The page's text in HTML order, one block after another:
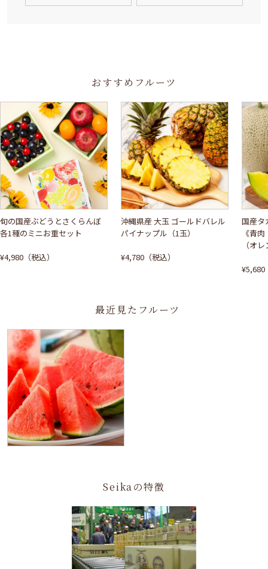
おすすめフルーツ
旬の国産ぶどうとさくらんぼ
各1種のミニお重セット
¥4,980（税込）
沖縄県産 大玉 ゴールドバレル
パイナップル（1玉）
¥4,780（税込）
国産タ
《青
（オ
¥5,680
最近見たフルーツ
Seikaの特徴